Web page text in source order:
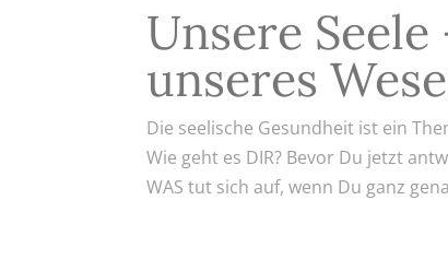
Unsere
unseres
Die seelische Gesundheit ist ein
Wie geht es DIR? Bevor Du jetzt
WAS tut sich auf, wenn Du ganz